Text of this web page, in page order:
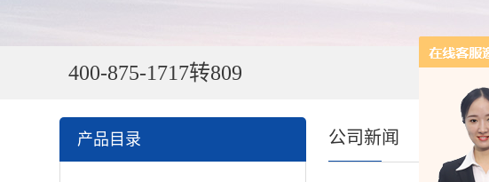
400-875-1717转809
产品目录 公司新闻